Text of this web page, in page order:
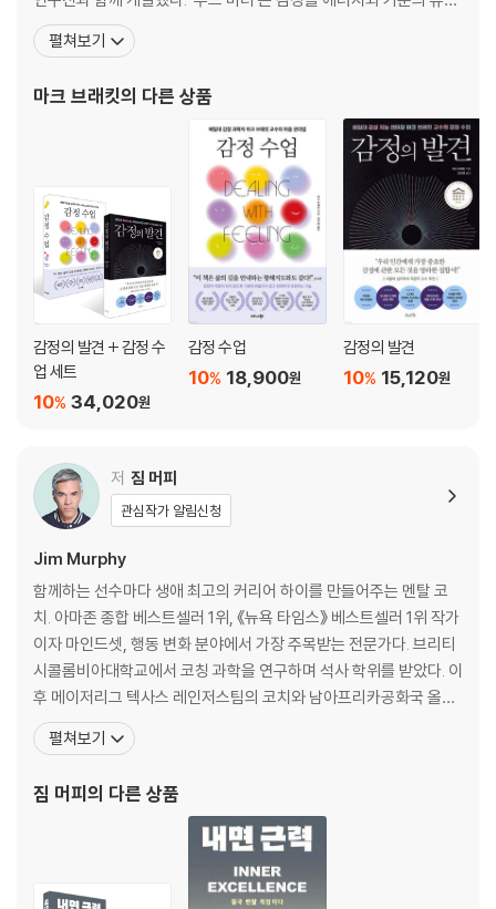
변하며 ‘분노’, ‘억울’ 같은 단어가 뜨고, 즐겁거나 편안할 때는 초록색으로
만, 실제로 감정을 4가지 색(빨강, 노랑, 파랑, 초록)과 감정을 나타내는
표현(‘초조한’, ‘활발한’, ‘슬픈’, ‘편한’ 등)으로 알려주는 도구가 존재한다.
바로 예일대 감성 지능 센터의 마크 브래킷 교수와 연구진이 개발한 감정
그래프 ‘무드 미터’(Mood Meter)다. 브래킷 교수는 감정을 다루는 5단
계 프레임워크 ‘룰러’(RULER)와 함께 이 도구를 개발했고, 현재 전 세계
5,000여 학교에서 아이들의 정서 교육에 활용되고 있다.
베스트셀러 『감정의 발견』에서 브래킷 교수는 우리가 얼마나 다양한 감정
을 느끼며 살아가는지, 그리고 그 감정을 표현하는 일이 왜 중요한지 이야
기했다. 이번 책에서 그는 한 걸음 더 나아가, 감정을 없애거나 억누르는 대
신 감정에 대한 반응을 조절하는 법을 알려준다.
우리는 흔히 삶의 다양한 영역(일, 우정, 사랑, 가족 관계 등)에서 겪는 문
경우, 문제를 키운 것은 사건 자체보다 그때 감정에 어떻게 반응했는가였
다. 감정이 폭발해 관계를 망쳤는가? 중요한 순간 불안에 압도되어 아무 말
도 하지 못했나? 아니면 압박 속에서도 침착함을 유지하며 더 나은 결과를
만들어냈는가? 순간의 반응은 이후의 관계와 선택, 삶의 만족도에까지 큰
영향을 미친다.
인간은 매일 끊임없이 감정을 느끼며 살아간다. 그렇기에 감정을 의식적이
고 전략적으로 다루는 법을 배워야 한다. 다행히 감정 조절은 타고난 소수
만의 능력이 아니다. 누구나 배우고 연습하며 다듬을 수 있는 기술이다. 이
책은 감정을 삶의 자원으로 활용하는 법을 알려준다. 부모와 자녀, 교사, 직
장인 등 감정 소모에 지친 독자들에게 감정에 휘둘리지 않고 삶을 더 안정
적으로 살아갈 마음 근력을 길러줄 것이다.
제1부 우리는 지금 어디에 있는가?
동료와 진심 어린 소통으로 협력한다
용기를 내어 배우자와 진실한 대화를 시작한다
아이의 감정 신호를 읽고 든든한 조력자가 된다
친구의 슬픔을 존중하며 회복하도록 돕는다
누구도 감정에 휘둘리지 않는 세상
제2장 우리가 감정을 잘 다루지 못하는 일곱 가지 이유
1. 감정의 가치를 과소평가한다
2. 관리의 대상이라는 사실을 인식하지 못한다
3. 부모가 가르쳐주지 않았다
4. 학교에서도 가르쳐주지 않았다
5. 빠른 해결책만 찾으려 한다
6. 예방보다 치료를 우선한다
제2부 감정 조절의 의미와 원리
제3장 감정 조절이란 무엇인가?
감정의 정의: 느낌, 기분과 어떻게 다른가
감정 조절은 성격도, 능력도, 만병통치약도 아니다 감정 조절의 첫걸음: 뜨
거움과 차가움 사이에서 균형 잡기
감정을 다루는 다섯 가지 전략, PRIME
좋은 감정도 조절이 필요하다
제4장 감정 조절을 실천하는 법
감정 조절, 행복한 삶의 필수 조건
감정 조절의 4단계
우리가 사는 세상은 감정을 다루는 힘이 필요하다
건강한 공동 조절이 의미하는 것
함 정도를 기준으로 빨강, 노랑, 파랑, 초록의 네 가지 컬러 영역으로
나누어 자신의 감정을 보다 정확히 인식하도록 돕는다. 현재 ‘룰러’ 프
펼쳐보기
마크 브래킷의 다른 상품
감정의 발견 + 감정 수
업 세트
34,020원
10%
감정 수업
18,900원
10%
감정의 발견
15,120원
10%
저 짐 머피
관심작가 알림신청
Jim Murphy
함께하는 선수마다 생애 최고의 커리어 하이를 만들어주는 멘탈 코
치. 아마존 종합 베스트셀러 1위, 《뉴욕 타임스》 베스트셀러 1위 작가
이자 마인드셋, 행동 변화 분야에서 가장 주목받는 전문가다. 브리티
시콜롬비아대학교에서 코칭 과학을 연구하며 석사 학위를 받았다. 이
후 메이저리그 텍사스 레인저스팀의 코치와 남아프리카공화국 올림
픽 대표팀 코치를 역임했으며, 현재는 세계 정상급 선수와 기업 리더
들의 멘탈 코치로 활동하고 있다. 저자가 구축한 ‘내면 근력Inner Ex
계 신기록을 세운 스키점프 선수 라이언 도
펼쳐보기
짐 머피 의 다른 상품